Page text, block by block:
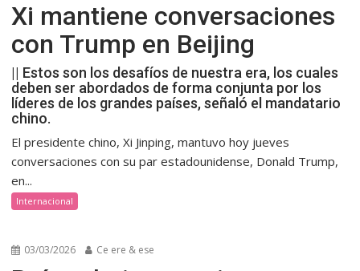
Xi mantiene conversaciones
con Trump en Beijing
|| Estos son los desafíos de nuestra era, los cuales
deben ser abordados de forma conjunta por los
líderes de los grandes países, señaló el mandatario
chino.
El presidente chino, Xi Jinping, mantuvo hoy jueves
conversaciones con su par estadounidense, Donald Trump,
en...
Internacional
03/03/2026 Ce ere & ese